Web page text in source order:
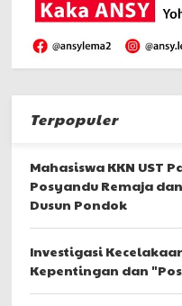
Terpopuler
Mahasiswa KKN UST
Posyandu Remaja
Dusun Pondok
Investigasi
Kepentingan dan